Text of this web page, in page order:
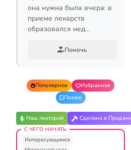
она нужна была вчера: в
приеме лекарств
образовался нед…
Помочь
Популярное
Избранное
Позже
Наш лекторий Сделано в
С ЧЕГО НАЧАТЬ
Интересующимся